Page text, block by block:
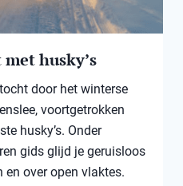
husky’s
door het winterse
voortgetrokken
husky’s. Onder
gids glijd je geruisloos
en over open vlaktes.